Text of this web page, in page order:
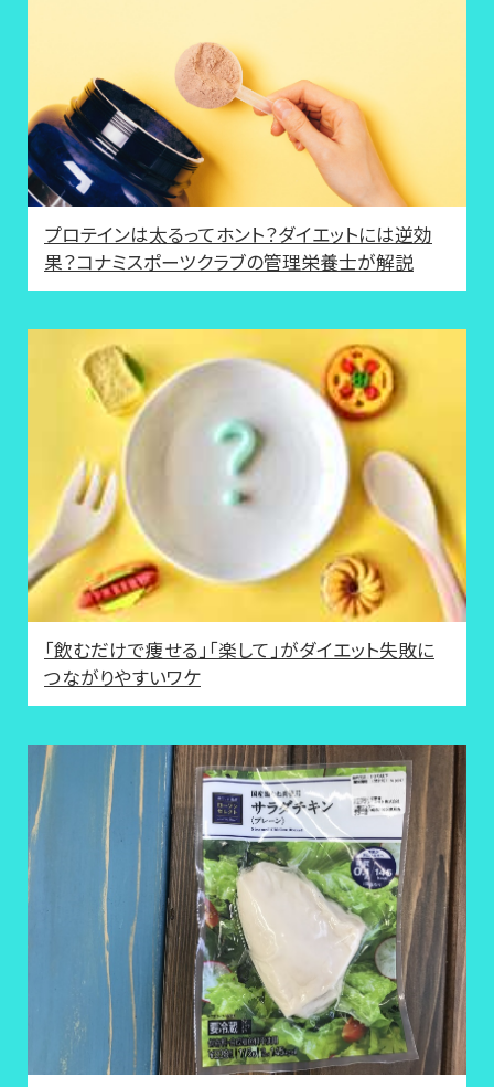
プロテインは太るってホント？ダイエットには逆効
果？コナミスポーツクラブの管理栄養士が解説
「飲むだけで痩せる」「楽して」がダイエット失敗に
つながりやすいワケ